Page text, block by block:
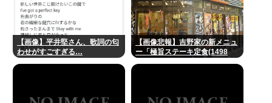
【画像】平井堅さん、歌詞の匂
わせがすごすぎる…
【画像悲報】吉野家の新メニュ
ー「極旨ステーキ定食(1498